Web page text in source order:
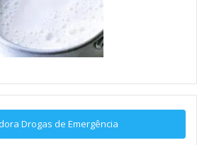
Drogas de Emergência